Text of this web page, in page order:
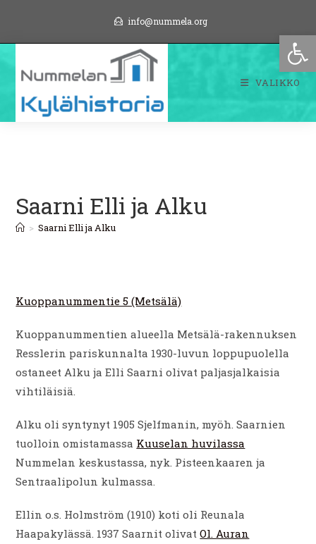
sisältöön
info@nummela.org
VALIKKO
Saarni Elli ja Alku
> Saarni Elli ja Alku
Kuoppanummentie 5 (Metsälä)
Kuoppanummentien alueella Metsälä-rakennuksen
Resslerin pariskunnalta 1930-luvun loppupuolella
ostaneet Alku ja Elli Saarni olivat paljasjalkaisia
vihtiläisiä.
Alku oli syntynyt 1905 Sjelfmanin, myöh. Saarnien
tuolloin omistamassa Kuuselan huvilassa
Nummelan keskustassa, nyk. Pisteenkaaren ja
Sentraalipolun kulmassa.
Ellin o.s. Holmström (1910) koti oli Reunala
Haapakylässä. 1937 Saarnit olivatOl. Auran